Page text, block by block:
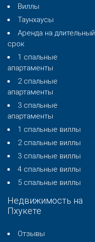
Виллы
Таунхаусы
Аренда на длительный
срок
1 спальные
апартаменты
2 спальные
апартаменты
3 спальные
апартаменты
1 спальные виллы
2 спальные виллы
3 спальные виллы
4 спальные виллы
5 спальные виллы
Недвижимость на
Пхукете
Отзывы